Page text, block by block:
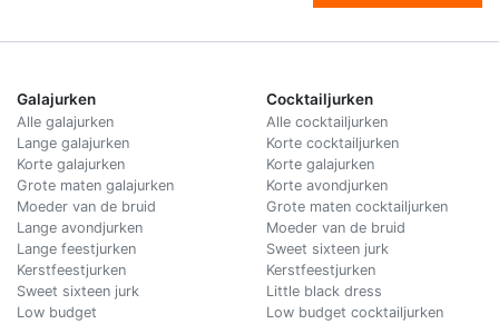
Galajurken
Alle galajurken
Lange galajurken
Korte galajurken
Grote maten galajurken
Moeder van de bruid
Lange avondjurken
Lange feestjurken
Kerstfeestjurken
Sweet sixteen jurk
Low budget
Cocktailjurken
Alle cocktailjurken
Korte cocktailjurken
Korte galajurken
Korte avondjurken
Grote maten cocktailjurken
Moeder van de bruid
Sweet sixteen jurk
Kerstfeestjurken
Little black dress
Low budget cocktailjurken